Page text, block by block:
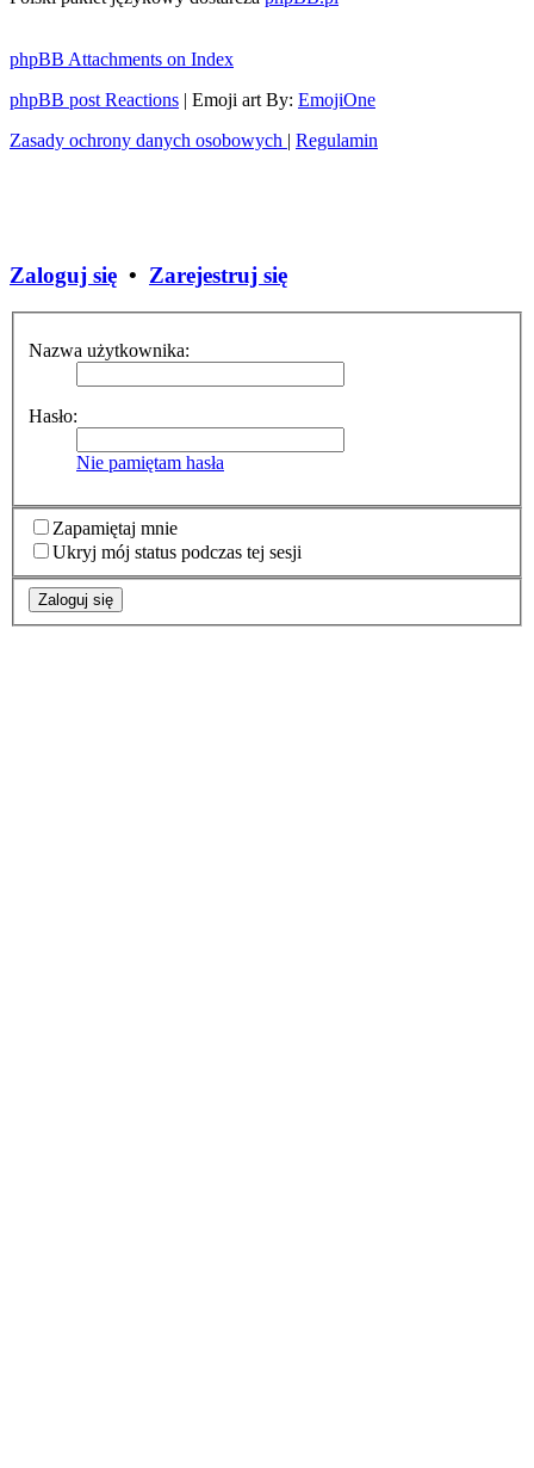
phpBB Attachments on Index
phpBB post Reactions | Emoji art By: EmojiOne
Zasady ochrony danych osobowych | Regulamin
Zaloguj się • Zarejestruj się
Nazwa użytkownika:
Hasło:
Nie pamiętam hasła
Zapamiętaj mnie
Ukryj mój status podczas tej sesji